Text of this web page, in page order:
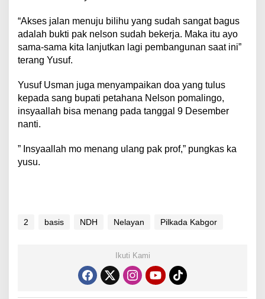
“Akses jalan menuju bilihu yang sudah sangat bagus
adalah bukti pak nelson sudah bekerja. Maka itu ayo
sama-sama kita lanjutkan lagi pembangunan saat ini”
terang Yusuf.
Yusuf Usman juga menyampaikan doa yang tulus
kepada sang bupati petahana Nelson pomalingo,
insyaallah bisa menang pada tanggal 9 Desember
nanti.
” Insyaallah mo menang ulang pak prof,” pungkas ka
yusu.
2 basis NDH Nelayan Pilkada Kabgor
Ikuti Kami